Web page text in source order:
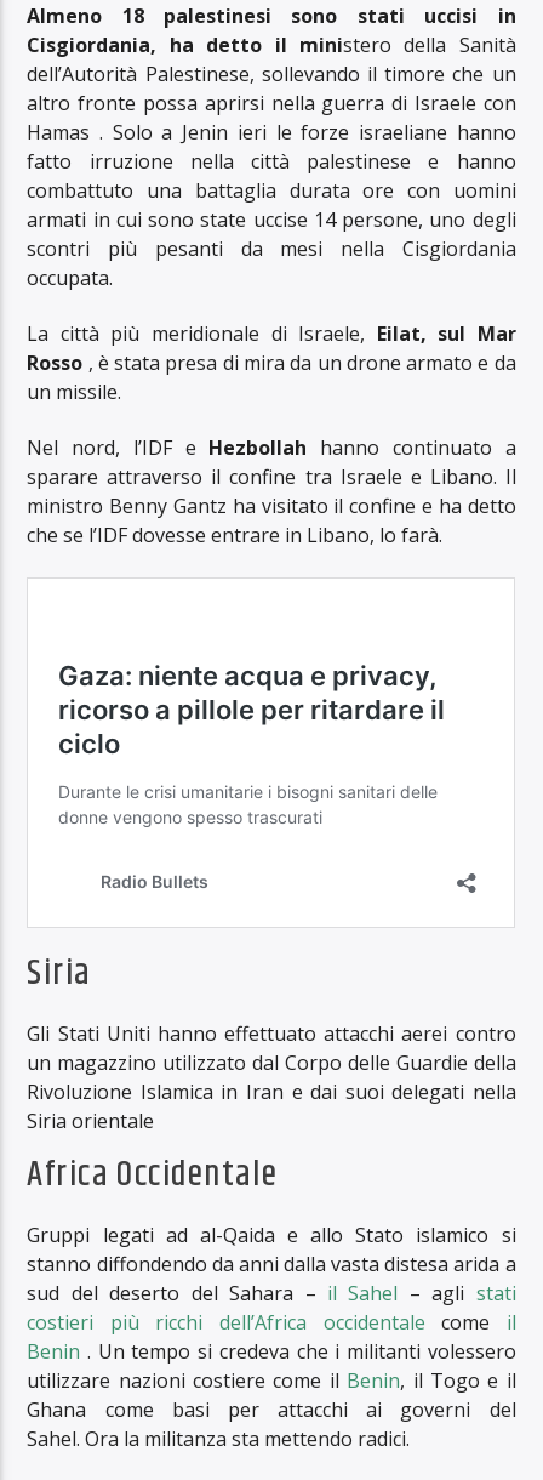
Almeno 18 palestinesi sono stati uccisi in
Cisgiordania, ha detto il ministero della Sanità
dell’Autorità Palestinese, sollevando il timore che un
altro fronte possa aprirsi nella guerra di Israele con
Hamas . Solo a Jenin ieri le forze israeliane hanno
fatto irruzione nella città palestinese e hanno
combattuto una battaglia durata ore con uomini
armati in cui sono state uccise 14 persone, uno degli
scontri più pesanti da mesi nella Cisgiordania
occupata.
La città più meridionale di Israele, Eilat, sul Mar
Rosso , è stata presa di mira da un drone armato e da
un missile.
Nel nord, l’IDF e Hezbollah hanno continuato a
sparare attraverso il confine tra Israele e Libano. Il
ministro Benny Gantz ha visitato il confine e ha detto
che se l’IDF dovesse entrare in Libano, lo farà.
Siria
Gli Stati Uniti hanno effettuato attacchi aerei contro
un magazzino utilizzato dal Corpo delle Guardie della
Rivoluzione Islamica in Iran e dai suoi delegati nella
Siria orientale
Africa Occidentale
Gruppi legati ad al-Qaida e allo Stato islamico si
stanno diffondendo da anni dalla vasta distesa arida a
sud del deserto del Sahara – il Sahel – agli stati
costieri più ricchi dell’Africa occidentale come il
Benin . Un tempo si credeva che i militanti volessero
utilizzare nazioni costiere come il Benin, il Togo e il
Ghana come basi per attacchi ai governi del
Sahel. Ora la militanza sta mettendo radici.